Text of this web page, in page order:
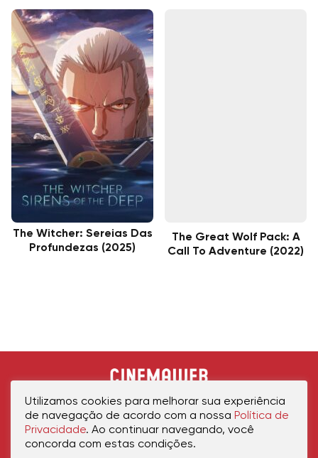
The Witcher: Sereias Das
Profundezas (2025)
The Great Wolf Pack: A
Call To Adventure (2022)
Utilizamos cookies para melhorar sua experiência
de navegação de acordo com a nossa Política de
Privacidade. Ao continuar navegando, você
concorda com estas condições.